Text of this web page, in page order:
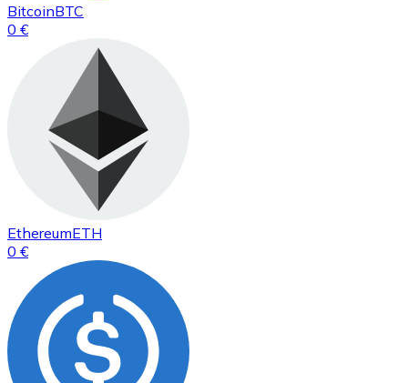
BitcoinBTC
0 €
EthereumETH
0 €